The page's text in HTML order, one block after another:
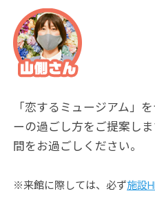
「恋するミュージアム」
ーの過ごし方をご提案し
間をお過ごしください。
※来館に際しては、必ず施設